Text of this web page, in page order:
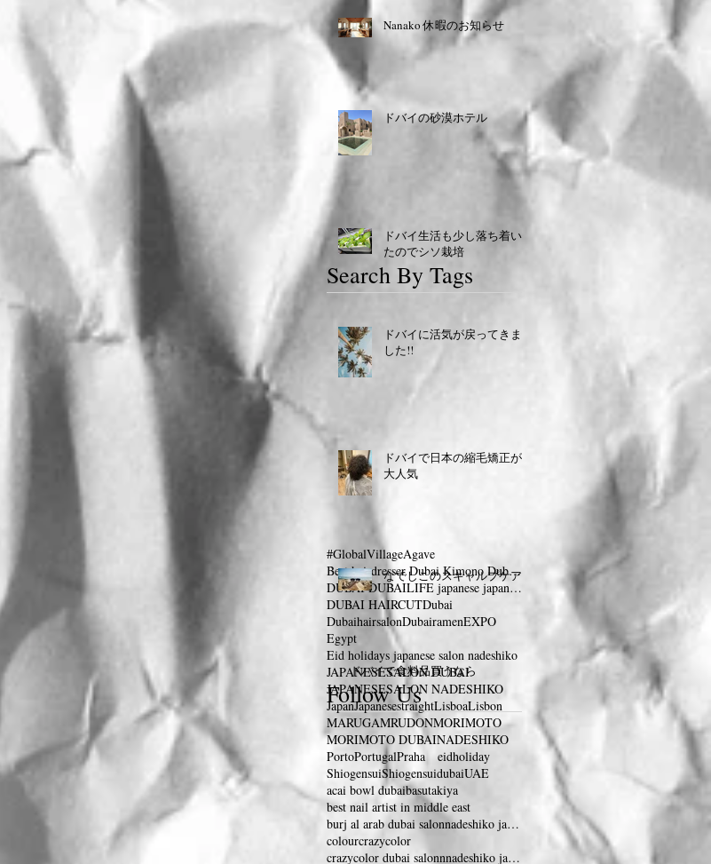
Follow Us
#GlobalVillageAgave
Best hairdresser Dubai Kimono Dubai 着物 ドバイ
DUBAI DUBAILIFE japanese japanesesalon dubaifram
DUBAI HAIRCUTDubai
DubaihairsalonDubairamenEXPO
Egypt
Eid holidays japanese salon nadeshiko
JAPANESESALON DUBAI
JAPANESESALON NADESHIKO
JapanJapanesestraightLisboaLisbon
MARUGAMRUDONMORIMOTO
MORIMOTO DUBAINADESHIKO
PortoPortugalPraha eidholiday
ShiogensuiShiogensuidubaiUAE
acai bowl dubaibasutakiya
best nail artist in middle east
burj al arab dubai salonnadeshiko japanese
colourcrazycolor
crazycolor dubai salonnnadeshiko japanese salon
Search By Tags
Nanako 休暇のお知らせ
ドバイの砂漠ホテル
ドバイ生活も少し落ち着い
たのでシソ栽培
ドバイに活気が戻ってきま
した!!
ドバイで日本の縮毛矯正が
大人気
なでしこのスキャルプケア
ドバイで食料品買うなら